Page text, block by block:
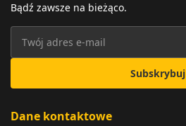
Bądź zawsze na bieżąco.
Subskrybuj
Dane kontaktowe